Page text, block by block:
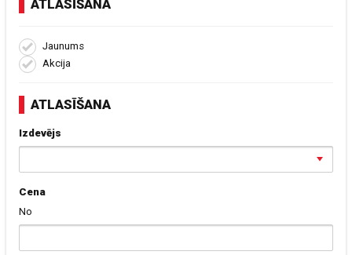
ATLASĪŠANA
Jaunums
Akcija
ATLASĪŠANA
Izdevējs
Cena
No